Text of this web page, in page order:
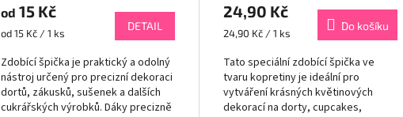
od 15 Kč
Měrná
od 15 Kč / 1 ks
DETAIL
Zdobící špička je praktický a odolný
nástroj určený pro precizní dekoraci
dortů, zákusků, sušenek a dalších
cukrářských výrobků. Dáky precizně
24,90 Kč
Měrná
24,90 Kč / 1 ks
Do košíku
Tato speciální zdobící špička ve
tvaru kopretiny je ideální pro
vytváření krásných květinových
dekorací na dorty, cupcakes,